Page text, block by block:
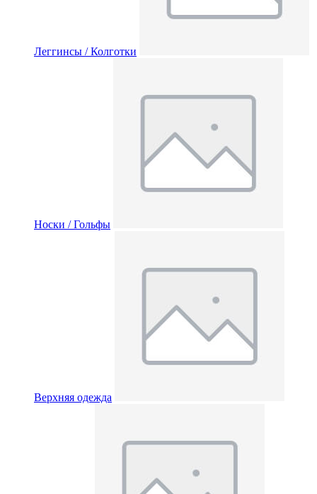
Леггинсы / Колготки
Носки / Гольфы
Верхняя одежда